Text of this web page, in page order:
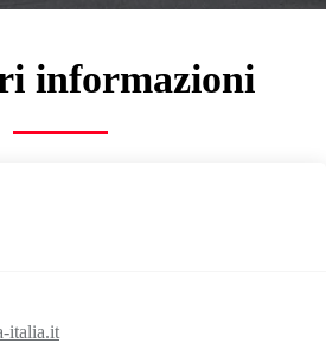
informazioni
italia.it